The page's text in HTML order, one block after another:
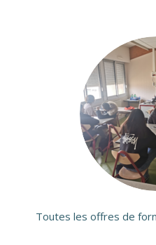
Toutes les offres de